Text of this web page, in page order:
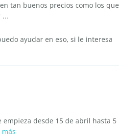
tan buenos precios como los que
...
ayudar en eso, si le interesa
empieza desde 15 de abril hasta 5
más